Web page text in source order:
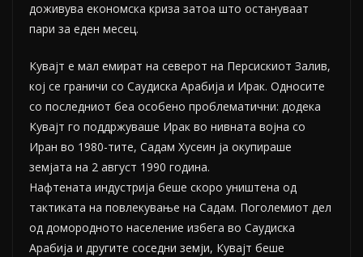
доживува економска криза затоа што остануваат
пари за еден месец.
Кувајт е мал емират на северот на Персискиот Залив,
кој се граничи со Саудиска Арабија и Ирак. Односите
со последниот беа особено проблематични: додека
Кувајт го поддржуваше Ирак во нивната војна со
Иран во 1980-тите, Садам Хусеин ја окупираше
земјата на 2 август 1990 година.
Нафтената индустрија беше скоро уништена од
тактиката на повлекување на Садам. Поголемиот дел
од домородното население избега во Саудиска
Арабија и другите соседни земји, Кувајт беше